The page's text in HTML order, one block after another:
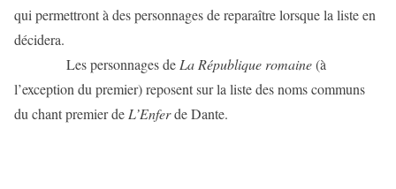
qui permettront à des personnages de reparaître lorsque la liste en
décidera.
Les personnages de La République romaine(à
l’exception du premier) reposent sur la liste des noms communs
du chant premier de L’Enferde Dante.